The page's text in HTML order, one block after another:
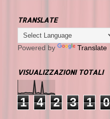
TRANSLATE
Powered by Translate
VISUALIZZAZIONI TOTALI
1 4 2 3 1 0